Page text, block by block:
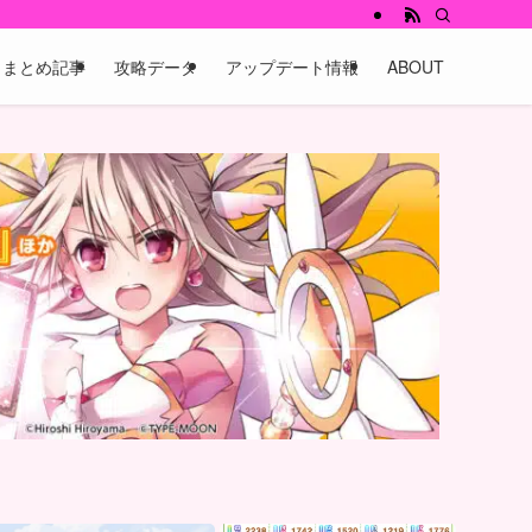
まとめ記事 攻略データ アップデート情報 ABOUT